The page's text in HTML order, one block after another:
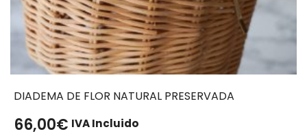
DIADEMA DE FLOR NATURAL PRESERVADA
66,00€ IVA Incluido